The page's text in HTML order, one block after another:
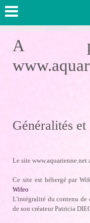
A
Généralités et
Le site www.aquarienne.net
Ce site est hébergé par
Wifeo
L'intégralité du contenu de
de son créateur Patricia